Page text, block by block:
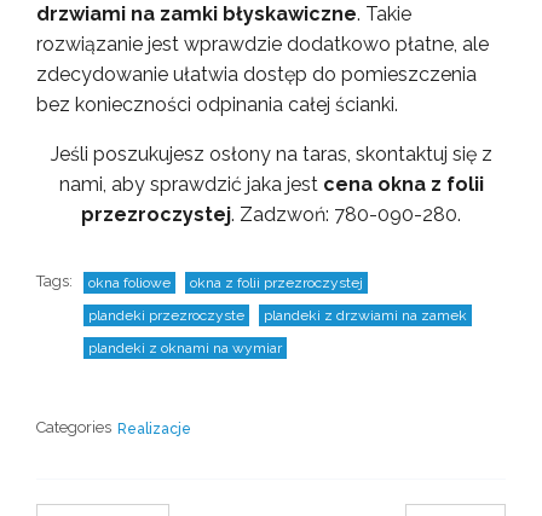
drzwiami na zamki błyskawiczne. Takie
rozwiązanie jest wprawdzie dodatkowo płatne, ale
zdecydowanie ułatwia dostęp do pomieszczenia
bez konieczności odpinania całej ścianki.
Jeśli poszukujesz osłony na taras, skontaktuj się z
nami, aby sprawdzić jaka jest cena okna z folii
przezroczystej. Zadzwoń: 780-090-280.
Tags: okna foliowe
okna z folii przezroczystej
plandeki przezroczyste
plandeki z drzwiami na zamek
plandeki z oknami na wymiar
Categories Realizacje